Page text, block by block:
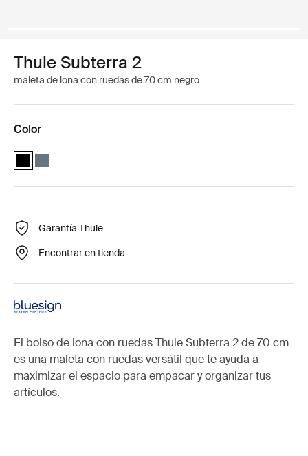
Thule Subterra 2
maleta de lona con ruedas de 70 cm negro
Color
Thule Subterra wheeled duffel Negro (selected)
Thule Subterra wheeled duffel Pizarra oscura
Garantía Thule
Encontrar en tienda
El bolso de lona con ruedas Thule Subterra 2 de 70 cm
es una maleta con ruedas versátil que te ayuda a
maximizar el espacio para empacar y organizar tus
artículos.